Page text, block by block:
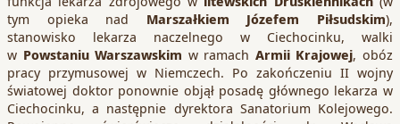
tym opieka nad Marszałkiem Józefem Piłsudskim),
stanowisko lekarza naczelnego w Ciechocinku, walki
w Powstaniu Warszawskim w ramach Armii Krajowej, obóz
pracy przymusowej w Niemczech. Po zakończeniu II wojny
światowej doktor ponownie objął posadę głównego lekarza w
Ciechocinku, a następnie dyrektora Sanatorium Kolejowego.